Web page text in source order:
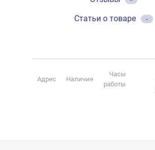
Статьи о товаре -
Адрес Наличие
Часы
работы